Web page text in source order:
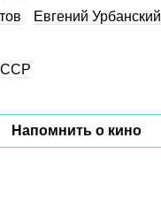
Евгений Урбанский
Напомнить о кино